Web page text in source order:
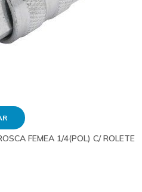
FEMEA 1/4(POL) C/ ROLETE